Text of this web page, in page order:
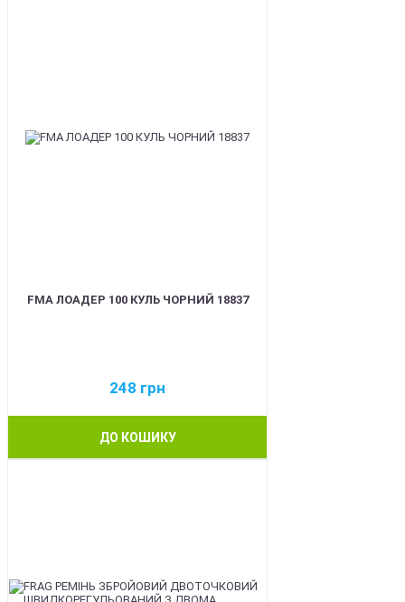
FMA ЛОАДЕР 100 КУЛЬ ЧОРНИЙ 18837
248 грн
ДО КОШИКУ